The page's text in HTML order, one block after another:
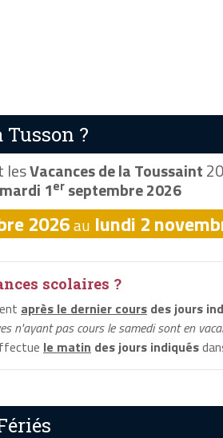
Tusson ?
lesVacances de la Toussaint
mardi 1erseptembre 2026
2026au lundi 2
scolaires ?
après le dernier cours des jours
n'ayant pas cours le samedi sont en
le matin des jours indiqués